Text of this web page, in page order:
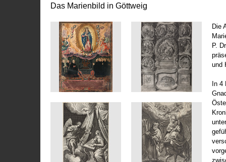
Das Marienbild in Göttweig
Die
P.
und
In 4